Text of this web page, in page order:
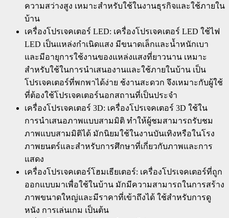
ความสว่างสูง เหมาะสำหรับใช้ในงานธุรกิจและใช้ภายใน
บ้าน
เครื่องโปรเจคเตอร์ LED: เครื่องโปรเจคเตอร์ LED ใช้ไฟ
LED เป็นแหล่งกำเนิดแสง มีขนาดเล็กและน้ำหนักเบา
และมีอายุการใช้งานของแหล่งแสงที่ยาวนาน เหมาะ
สำหรับใช้ในการนำเสนองานและใช้ภายในบ้าน เป็น
โปรเจคเตอร์ที่พกพาได้ง่าย ช้งานสะดวก จึงเหมาะกับผู้ใช้
ที่ต้องใช้โปรเจคเตอร์นอกสถานที่เป็นประจำ
เครื่องโปรเจคเตอร์ 3D: เครื่องโปรเจคเตอร์ 3D ใช้ใน
การนำเสนอภาพแบบสามมิติ ทำให้ผู้ชมสามารถรับชม
ภาพแบบสามมิติได้ มักนิยมใช้ในงานบันเทิงหรือในโรง
ภาพยนตร์และสำหรับการศึกษาที่เกี่ยวกับภาพและการ
แสดง
เครื่องโปรเจคเตอร์โฮมเธียเตอร์: เครื่องโปรเจคเตอร์ที่ถูก
ออกแบบมาเพื่อใช้ในบ้าน มักมีความสามารถในการสร้าง
ภาพขนาดใหญ่และมีราคาที่เข้าถึงได้ ใช้สำหรับการดู
หนัง การเล่นเกม เป็นต้น